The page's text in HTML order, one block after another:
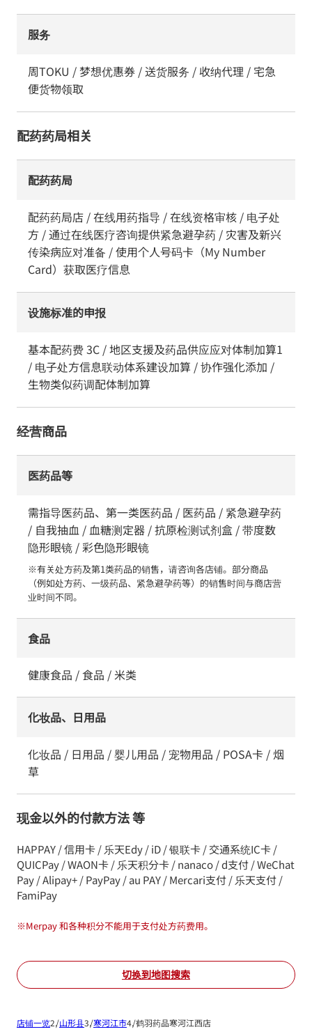
服务
周TOKU / 梦想优惠券 / 送货服务 / 收纳代理 / 宅急
便货物领取
配药药局相关
配药药局
配药药局店 / 在线用药指导 / 在线资格审核 / 电子处
方 / 通过在线医疗咨询提供紧急避孕药 / 灾害及新兴
传染病应对准备 / 使用个人号码卡（My Number
Card）获取医疗信息
设施标准的申报
基本配药费 3C / 地区支援及药品供应应对体制加算1
/ 电子处方信息联动体系建设加算 / 协作强化添加 /
生物类似药调配体制加算
经营商品
医药品等
需指导医药品、第一类医药品 / 医药品 / 紧急避孕药
/ 自我抽血 / 血糖测定器 / 抗原检测试剂盒 / 带度数
隐形眼镜 / 彩色隐形眼镜
※有关处方药及第1类药品的销售，请咨询各店铺。部分商品
（例如处方药、一级药品、紧急避孕药等）的销售时间与商店营
业时间不同。
食品
健康食品 / 食品 / 米类
化妆品、日用品
化妆品 / 日用品 / 婴儿用品 / 宠物用品 / POSA卡 / 烟
草
现金以外的付款方法 等
HAPPAY / 信用卡 / 乐天Edy / iD / 银联卡 / 交通系统IC卡 /
QUICPay / WAON卡 / 乐天积分卡 / nanaco / d支付 / WeChat
Pay / Alipay+ / PayPay / au PAY / Mercari支付 / 乐天支付 /
FamiPay
※Merpay 和各种积分不能用于支付处方药费用。
切换到地图搜索
店铺一览 山形县 寒河江市 鹤羽药品寒河江西店